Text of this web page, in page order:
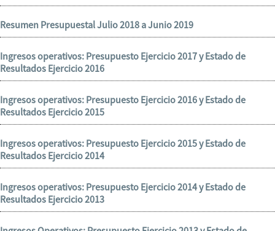
Resumen Presupuestal Julio 2018 a Junio 2019
Ingresos operativos: Presupuesto Ejercicio 2017 y Estado de
Resultados Ejercicio 2016
Ingresos operativos: Presupuesto Ejercicio 2016 y Estado de
Resultados Ejercicio 2015
Ingresos operativos: Presupuesto Ejercicio 2015 y Estado de
Resultados Ejercicio 2014
Ingresos operativos: Presupuesto Ejercicio 2014 y Estado de
Resultados Ejercicio 2013